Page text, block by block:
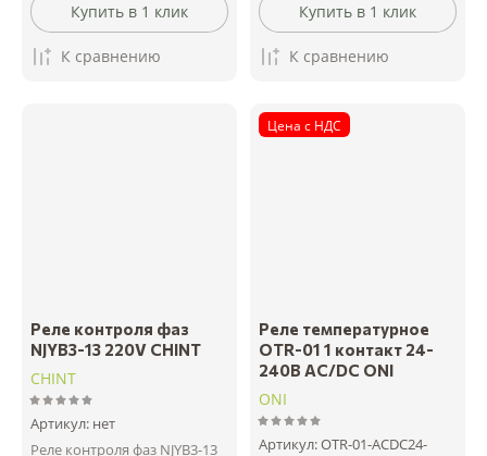
Купить в 1 клик
К сравнению
Купить в 1 клик
К сравнению
Реле контроля фаз
NJYB3-13 220V CHINT
CHINT
Артикул: нет
Реле контроля фаз NJYB3-13
Цена с НДС
Реле температурное
OTR-01 1 контакт 24-
240В AC/DC ONI
ONI
Артикул:OTR-01-ACDC24-